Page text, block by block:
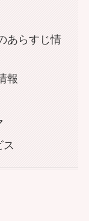
あらすじ情
報
ス